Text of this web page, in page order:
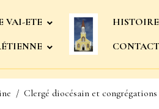
VAI-ETE
CONTACT
Clergé diocésain et congrégations